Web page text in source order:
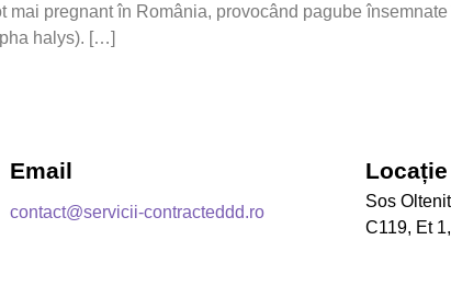
pregnant în România, provocând pagube
halys). […]
Email
contact@servicii-contracteddd.ro
Locație
Sos
C119, Et